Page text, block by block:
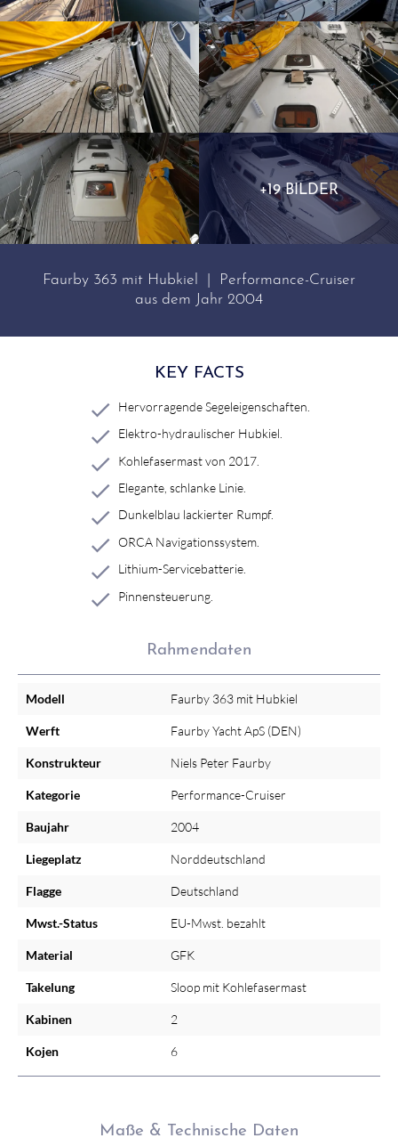
+19 BILDER
Faurby 363 mit Hubkiel | Performance-Cruiser
aus dem Jahr 2004
KEY FACTS
Hervorragende Segeleigenschaften.
Elektro-hydraulischer Hubkiel.
Kohlefasermast von 2017.
Elegante, schlanke Linie.
Dunkelblau lackierter Rumpf.
ORCA Navigationssystem.
Lithium-Servicebatterie.
Pinnensteuerung.
Rahmendaten
Modell Faurby 363 mit Hubkiel
Werft Faurby Yacht ApS (DEN)
Konstrukteur Niels Peter Faurby
Kategorie Performance-Cruiser
Baujahr 2004
Liegeplatz Norddeutschland
Flagge Deutschland
Mwst.-Status EU-Mwst. bezahlt
Material GFK
Takelung Sloop mit Kohlefasermast
Kabinen 2
Kojen 6
Maße & Technische Daten